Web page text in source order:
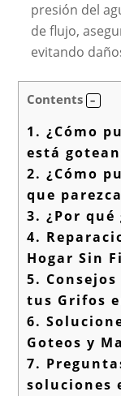
presión del
de flujo,
evitando
Contents
1. ¿Cómo
está
2. ¿Cómo
que
3. ¿Por
4.
Hogar Sin
5.
tus Grifos
6.
Goteos y
7.
soluciones